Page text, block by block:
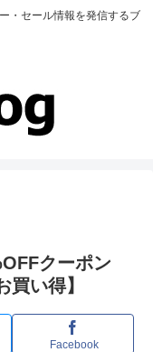
・セール情報を発信するブ
クーポン
い得】
Facebook